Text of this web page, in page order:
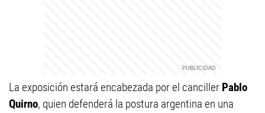
La exposición estará encabezada por el canciller Pablo
Quirno, quien defenderá la postura argentina en una